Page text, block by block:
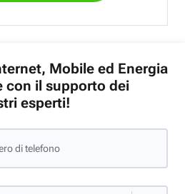
Mobile ed Energia
con il supporto dei
esperti!
di telefono